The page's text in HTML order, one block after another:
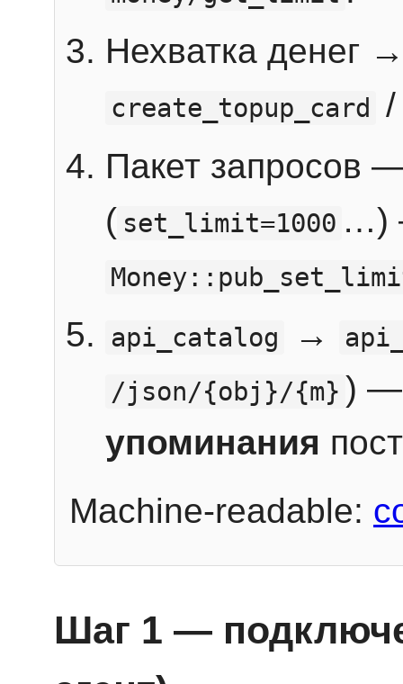
Нехватка денег
create_topup_card
Пакет запросов
( set_limit=1000 …)
api_catalog
→
/json/{obj}/{m} ) —
упоминания
Machine-readable:
Шаг 1 —